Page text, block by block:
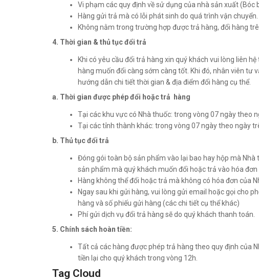
Vi phạm các quy định về sử dụng của nhà sản xuất (Bóc
Hàng gửi trả mà có lỗi phát sinh do quá trình vận chuyển.
Không nằm trong trường hợp được trả hàng, đổi hàng
4. Thời gian & thủ tục đổi trả
Khi có yêu cầu đổi trả hàng xin quý khách vui lòng liên
hàng muốn đổi càng sớm càng tốt. Khi đó, nhân viên tư
hướng dẫn chi tiết thời gian & địa điểm đổi hàng cụ thể.
a. Thời gian được phép đổi hoặc trả hàng
Tại các khu vực có Nhà thuốc: trong vòng 07 ngày theo
Tại các tỉnh thành khác: trong vòng 07 ngày theo ngày
b. Thủ tục đổi trả
Đóng gói toàn bộ sản phẩm vào lại bao hay hộp mà
sản phẩm mà quý khách muốn đổi hoặc trả vào hóa đơn
Hàng không thể đổi hoặc trả mà không có hóa đơn của
Ngay sau khi gửi hàng, vui lòng gửi email hoặc gọi cho
hàng và số phiếu gửi hàng (các chi tiết cụ thể khác)
Phí gửi dịch vụ đổi trả hàng sẽ do quý khách thanh toán.
5. Chính sách hoàn tiền:
Tất cả các hàng được phép trả hàng theo quy định của
tiền lại cho quý khách trong vòng 12h.
Tag Cloud